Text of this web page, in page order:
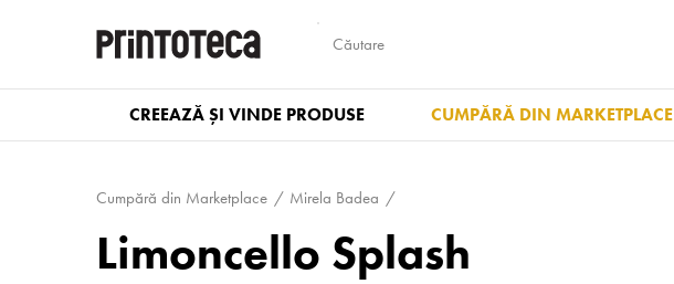
CREEAZĂ ȘI VINDE PRODUSE CUMPĂRĂ DIN MARKETPLACE
Cumpără din Marketplace Mirela Badea
Limoncello Splash